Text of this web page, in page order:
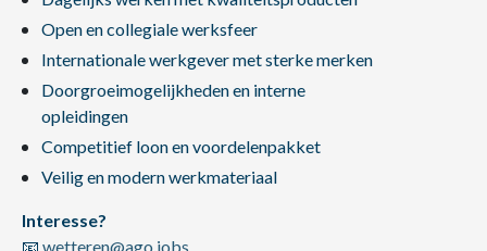
Open en collegiale werksfeer
Internationale werkgever met sterke merken
Doorgroeimogelijkheden en interne
opleidingen
Competitief loon en voordelenpakket
Veilig en modern werkmateriaal
Interesse?
📧 wetteren@ago.jobs